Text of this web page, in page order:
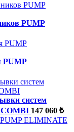
PUMP
PUMP
систем
COMBI 147 060 ₺